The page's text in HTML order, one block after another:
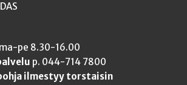
pe 8.30-16.00
p. 044-714 7800
ilmestyy torstaisin